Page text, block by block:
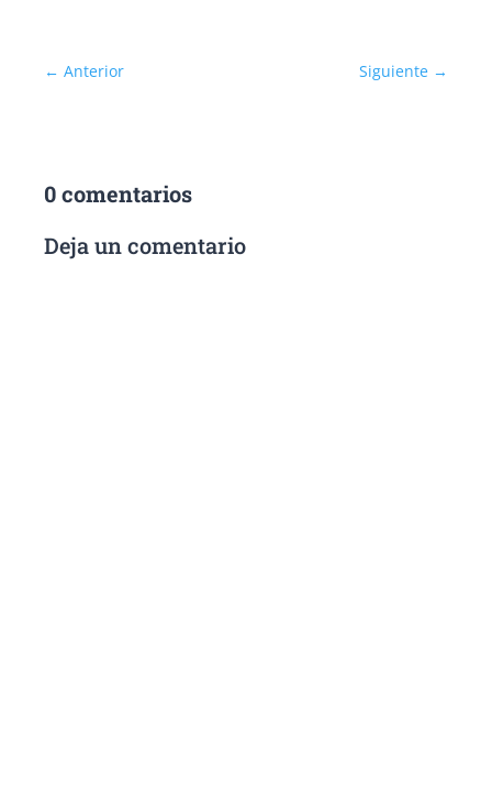
←Anterior Siguiente→
0 comentarios
Deja un comentario